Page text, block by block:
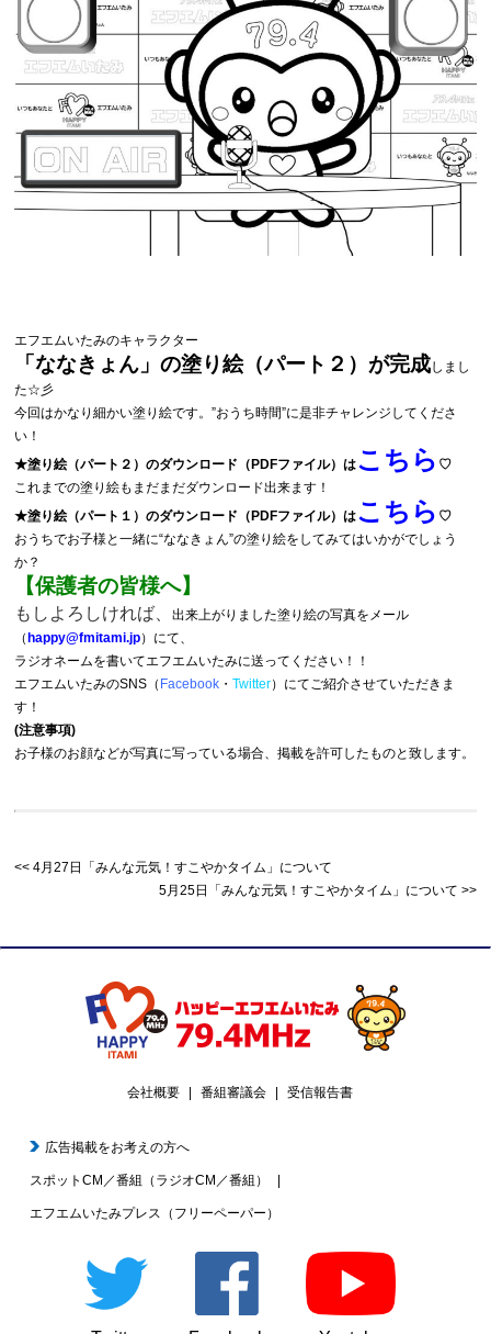
エフエムいたみのキャラクター
「ななきょん」の塗り絵（パート２）が完成しまし
た☆彡
今回はかなり細かい塗り絵です。”おうち時間”に是非チャレンジしてくださ
い！
★塗り絵（パート２）のダウンロード（PDFファイル）はこちら ♡
これまでの塗り絵もまだまだダウンロード出来ます！
★塗り絵（パート１）のダウンロード（PDFファイル）はこちら ♡
おうちでお子様と一緒に“ななきょん”の塗り絵をしてみてはいかがでしょう
か？
【保護者の皆様へ】
もしよろしければ、出来上がりました塗り絵の写真をメール
（happy@fmitami.jp）にて、
ラジオネームを書いてエフエムいたみに送ってください！！
エフエムいたみのSNS（ Facebook ・Twitter）にてご紹介させていただきま
す！
(注意事項)
お子様のお顔などが写真に写っている場合、掲載を許可したものと致します。
4月27日「みんな元気！すこやかタイム」について
5月25日「みんな元気！すこやかタイム」について
会社概要 番組審議会 受信報告書
広告掲載をお考えの方へ
スポットCM／番組（ラジオCM／番組）
エフエムいたみプレス（フリーペーパー）